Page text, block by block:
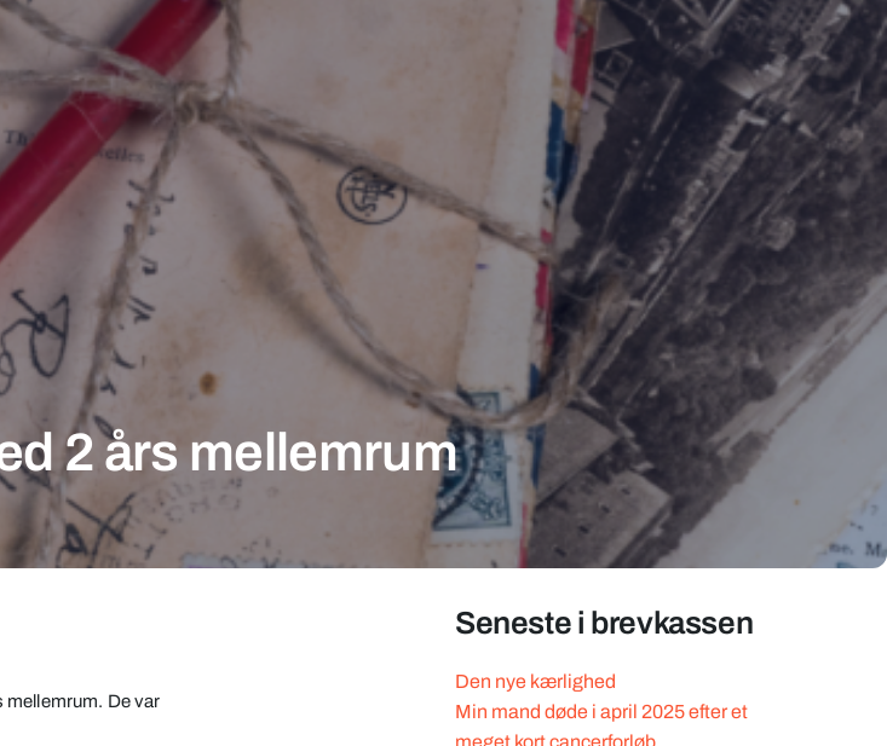
2 års mellemrum
mellemrum. De var
Seneste i brevkassen
Den nye kærlighed
Min mand døde i april 2025 efter et
meget kort cancerforløb